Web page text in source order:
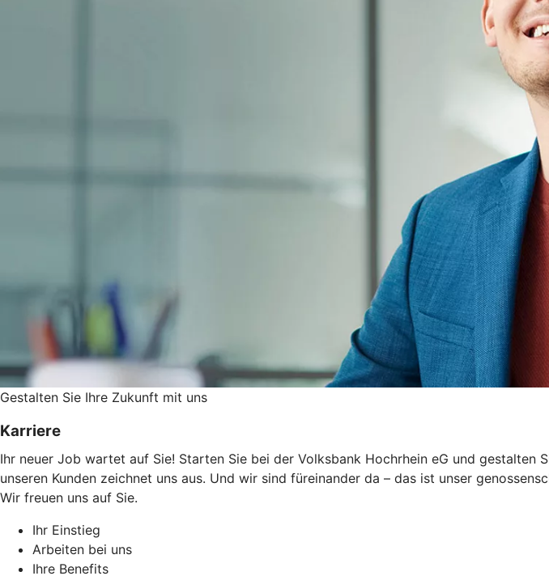
Gestalten Sie ­Ihre Zukunft mit uns
Karriere
Ihr neuer Job wartet auf Sie! Starten Sie bei der Volksbank Hochrhein eG und
unseren Kunden zeichnet uns aus. Und wir sind füreinander da – das ist unser
Wir freuen uns auf Sie.
Ihr Einstieg
Arbeiten bei uns
Ihre Benefits